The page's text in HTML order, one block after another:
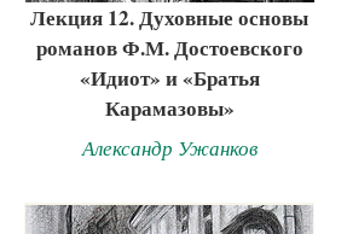
Лекция 12. Духовные основы
романов Ф.М. Достоевского
«Идиот» и «Братья
Карамазовы»
Александр Ужанков